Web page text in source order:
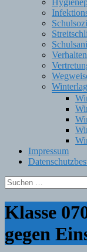
Impressum
Suchen
nach:
Klasse
gegen